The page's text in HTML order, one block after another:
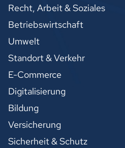
Recht, Arbeit & Soziales
Betriebswirtschaft
Umwelt
Standort & Verkehr
E-Commerce
Digitalisierung
Bildung
Versicherung
Sicherheit & Schutz